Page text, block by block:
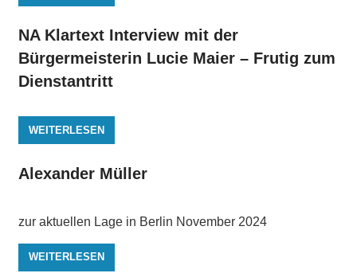
NA Klartext Interview mit der
Bürgermeisterin Lucie Maier – Frutig zum
Dienstantritt
WEITERLESEN
Alexander Müller
zur aktuellen Lage in Berlin November 2024
WEITERLESEN